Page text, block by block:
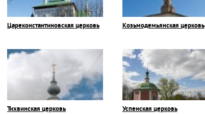
Цареконстантиновская церковь Козьмодемьянская церковь
Тихвинская церковь Успенская церковь